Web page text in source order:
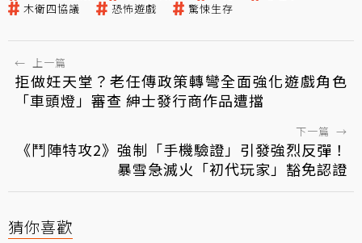
木衛四協議
恐怖遊戲 驚悚生存
← 上一篇
拒做妊天堂？老任傳政策轉彎全面強化遊戲角色
「車頭燈」審查 紳士發行商作品遭擋
下一篇 →
《鬥陣特攻2》強制「手機驗證」引發強烈反彈！
暴雪急滅火「初代玩家」豁免認證
猜你喜歡